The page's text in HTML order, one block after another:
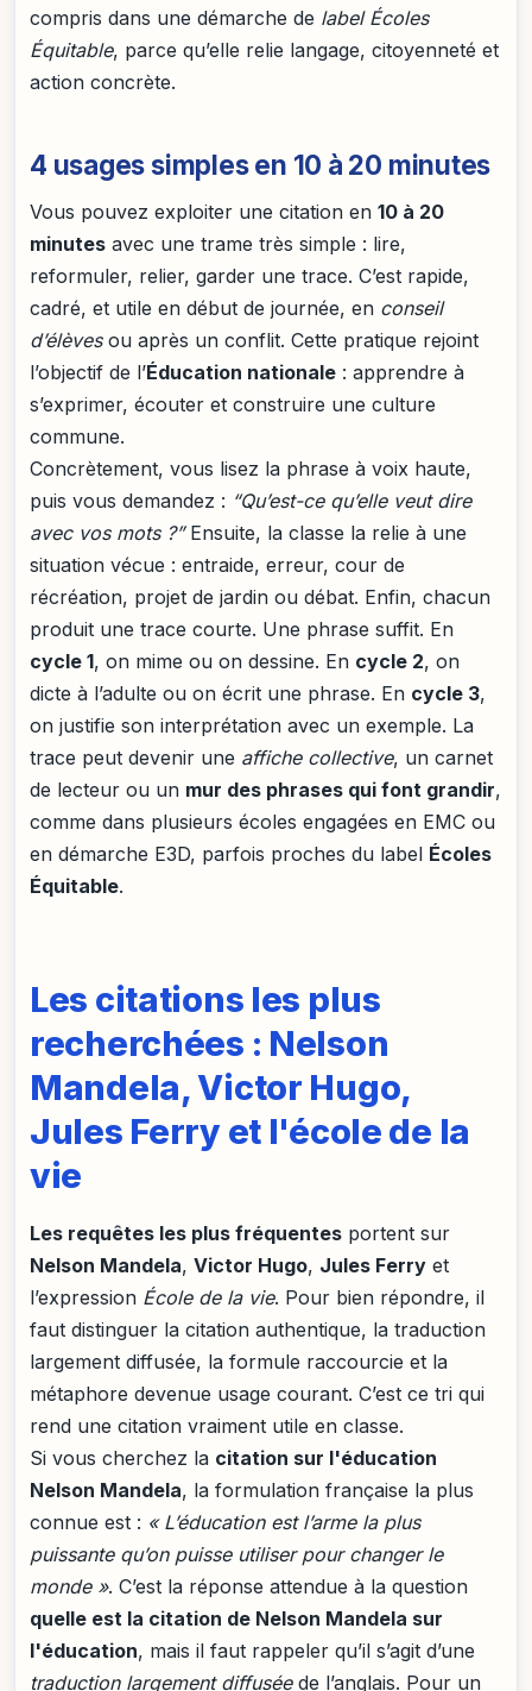
compris dans une démarche de label Écoles
Équitable, parce qu’elle relie langage, citoyenneté et
action concrète.
4 usages simples en 10 à 20 minutes
Vous pouvez exploiter une citation en 10 à 20
minutes avec une trame très simple : lire,
reformuler, relier, garder une trace. C’est rapide,
cadré, et utile en début de journée, en conseil
d’élèvesou après un conflit. Cette pratique rejoint
l’objectif de l’Éducation nationale : apprendre à
s’exprimer, écouter et construire une culture
commune.
Concrètement, vous lisez la phrase à voix haute,
puis vous demandez : “Qu’est-ce qu’elle veut dire
avec vos mots ?”Ensuite, la classe la relie à une
situation vécue : entraide, erreur, cour de
récréation, projet de jardin ou débat. Enfin, chacun
produit une trace courte. Une phrase suffit. En
cycle 1, on mime ou on dessine. En cycle 2, on
dicte à l’adulte ou on écrit une phrase. En cycle 3,
on justifie son interprétation avec un exemple. La
trace peut devenir une affiche collective, un carnet
de lecteur ou un mur des phrases qui font grandir,
comme dans plusieurs écoles engagées en EMC ou
en démarche E3D, parfois proches du label Écoles
Équitable.
Les citations les plus
recherchées : Nelson
Mandela, Victor Hugo,
Jules Ferry et l'école de la
vie
Les requêtes les plus fréquentes portent sur
Nelson Mandela, Victor Hugo, Jules Ferry et
l’expression École de la vie. Pour bien répondre, il
faut distinguer la citation authentique, la traduction
largement diffusée, la formule raccourcie et la
métaphore devenue usage courant. C’est ce tri qui
rend une citation vraiment utile en classe.
Si vous cherchez la citation sur l'éducation
Nelson Mandela, la formulation française la plus
connue est : « L’éducation est l’arme la plus
puissante qu’on puisse utiliser pour changer le
monde ». C’est la réponse attendue à la question
quelle est la citation de Nelson Mandela sur
l'éducation, mais il faut rappeler qu’il s’agit d’une
traduction largement diffuséede l’anglais. Pour un